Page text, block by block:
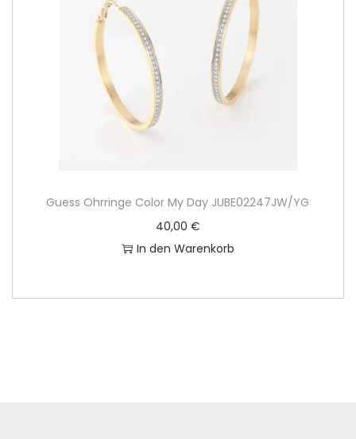
Guess Ohrringe Color My Day JUBE02247JW/YG
40,00 €
In den Warenkorb